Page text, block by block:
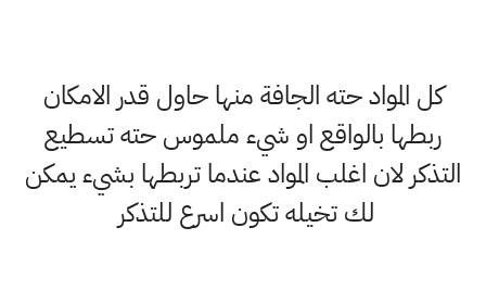
كل المواد حته الجافة منها حاول قدر الامكان
ربطها بالواقع او شيء ملموس حته تسطيع
التذكر لان اغلب المواد عندما تربطها بشيء يمكن
لك تخيله تكون اسرع للتذكر